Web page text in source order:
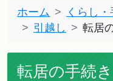
ホーム くらし・
引越し
転居
転居の手続き